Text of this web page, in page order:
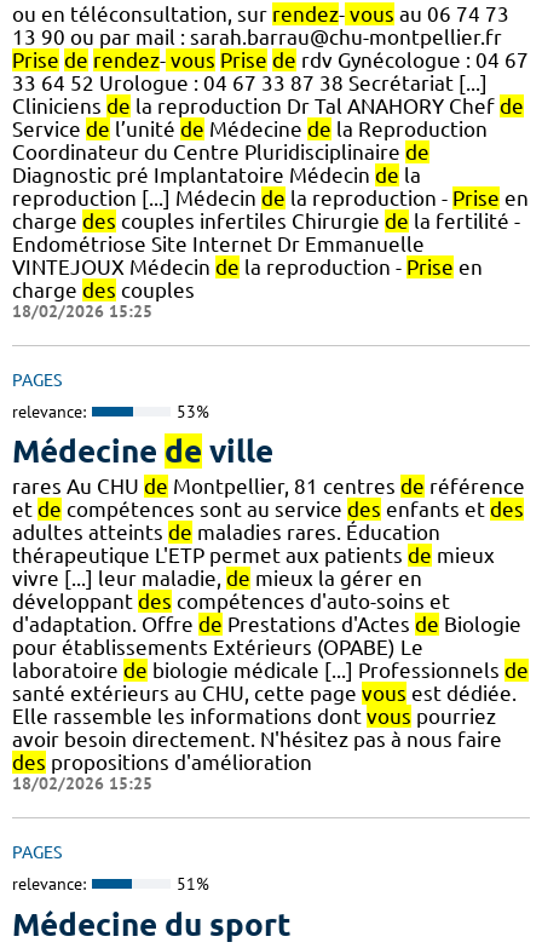
ou en téléconsultation, sur rendez- vous au 06 74 73
13 90 ou par mail : sarah.barrau@chu-montpellier.fr
Prise de rendez- vous Prise de rdv Gynécologue : 04 67
33 64 52 Urologue : 04 67 33 87 38 Secrétariat [...]
Cliniciens de la reproduction Dr Tal ANAHORY Chef de
Service de l’unité de Médecine de la Reproduction
Coordinateur du Centre Pluridisciplinaire de
Diagnostic pré Implantatoire Médecin de la
reproduction [...] Médecin de la reproduction - Prise en
charge des couples infertiles Chirurgie de la fertilité -
Endométriose Site Internet Dr Emmanuelle
VINTEJOUX Médecin de la reproduction - Prise en
charge des couples
18/02/2026 15:25
PAGES
relevance: 53%
Médecine de ville
rares Au CHU de Montpellier, 81 centres de référence
et de compétences sont au service des enfants et des
adultes atteints de maladies rares. Éducation
thérapeutique L'ETP permet aux patients de mieux
vivre [...] leur maladie, de mieux la gérer en
développant des compétences d'auto-soins et
d'adaptation. Offre de Prestations d'Actes de Biologie
pour établissements Extérieurs (OPABE) Le
laboratoire de biologie médicale [...] Professionnels de
santé extérieurs au CHU, cette page vous est dédiée.
Elle rassemble les informations dont vous pourriez
avoir besoin directement. N'hésitez pas à nous faire
des propositions d'amélioration
18/02/2026 15:25
PAGES
relevance: 51%
Médecine du sport